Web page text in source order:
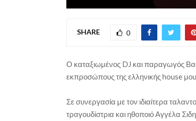
SHARE 0
Ο καταξιωμένος DJ και παραγωγός
εκπροσώπους της ελληνικής house
Σε συνεργασία με τον ιδιαίτερα
τραγουδίστρια και ηθοποιό Αγγέλα